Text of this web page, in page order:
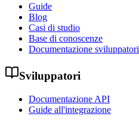
Guide
Blog
Casi di studio
Base di conoscenze
Documentazione sviluppatori
Sviluppatori
Documentazione API
Guide all'integrazione